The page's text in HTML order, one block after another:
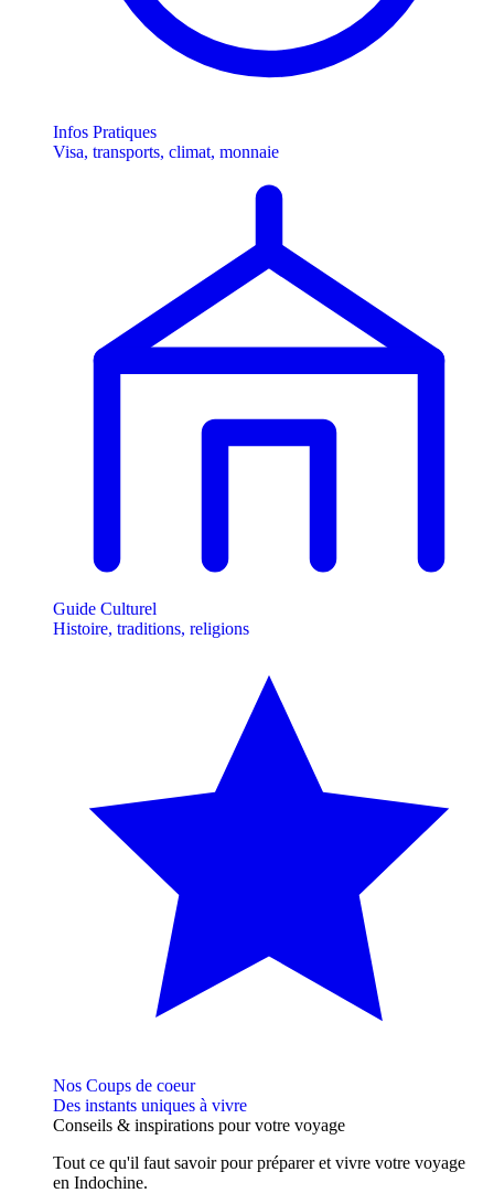
Infos Pratiques
Visa, transports, climat, monnaie
Guide Culturel
Histoire, traditions, religions
Nos Coups de coeur
Des instants uniques à vivre
Conseils & inspirations pour votre voyage
Tout ce qu'il faut savoir pour préparer et vivre votre voyage
en Indochine.